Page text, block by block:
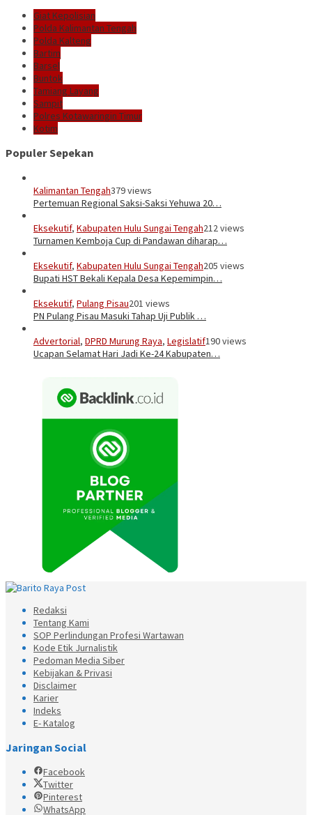
Giat Kepolisian
Polda Kalimantan Tengah
Polda Kalteng
Bartim
Barsel
Buntok
Tamiang Layang
Sampit
Polres Kotawaringin Timur
Kotim
Populer Sepekan
Kalimantan Tengah379 views
Pertemuan Regional Saksi-Saksi Yehuwa 20…
Eksekutif, Kabupaten Hulu Sungai Tengah212 views
Turnamen Kemboja Cup di Pandawan diharap…
Eksekutif, Kabupaten Hulu Sungai Tengah205 views
Bupati HST Bekali Kepala Desa Kepemimpin…
Eksekutif, Pulang Pisau201 views
PN Pulang Pisau Masuki Tahap Uji Publik …
Advertorial, DPRD Murung Raya, Legislatif190 views
Ucapan Selamat Hari Jadi Ke-24 Kabupaten…
Redaksi
Tentang Kami
SOP Perlindungan Profesi Wartawan
Kode Etik Jurnalistik
Pedoman Media Siber
Kebijakan & Privasi
Disclaimer
Karier
Indeks
E- Katalog
Jaringan Social
Facebook
Twitter
Pinterest
WhatsApp